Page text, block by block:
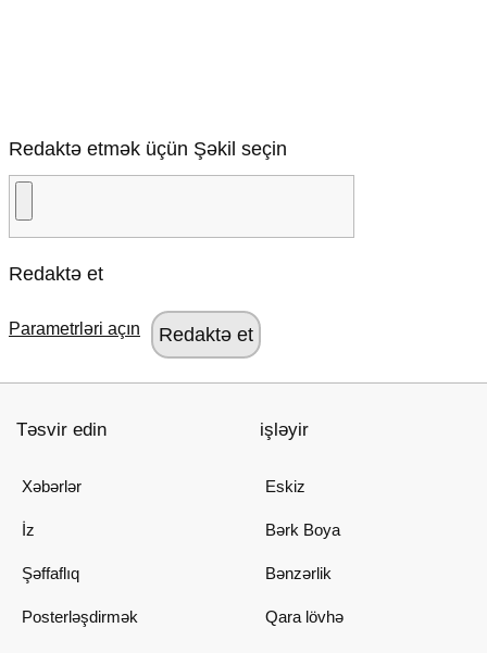
Redaktə etmək üçün Şəkil seçin
Redaktə et
Parametrləri açın
Təsvir edin
Xəbərlər
İz
Şəffaflıq
Posterləşdirmək
işləyir
Eskiz
Bərk Boya
Bənzərlik
Qara lövhə